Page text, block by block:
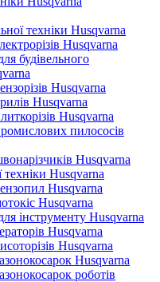
техніки Husqvarna
Husqvarna
будівельного
Husqvarna
Husqvarna
Husqvarna
пилососів
Husqvarna
техніки Husqvarna
Husqvarna
Husqvarna
інструменту Husqvarna
Husqvarna
Husqvarna
Husqvarna
роботів